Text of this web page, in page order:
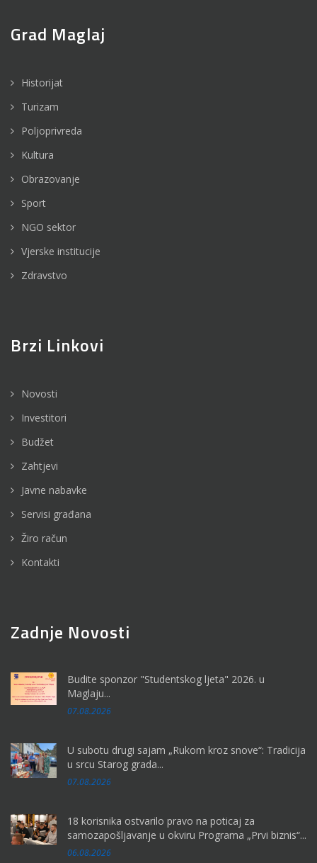
Grad Maglaj
Historijat
Turizam
Poljoprivreda
Kultura
Obrazovanje
Sport
NGO sektor
Vjerske institucije
Zdravstvo
Brzi Linkovi
Novosti
Investitori
Budžet
Zahtjevi
Javne nabavke
Servisi građana
Žiro račun
Kontakti
Zadnje Novosti
Budite sponzor "Studentskog ljeta" 2026. u
Maglaju...
07.08.2026
U subotu drugi sajam „Rukom kroz snove“: Tradicija
u srcu Starog grada...
07.08.2026
18 korisnika ostvarilo pravo na poticaj za
samozapošljavanje u okviru Programa „Prvi biznis“...
06.08.2026